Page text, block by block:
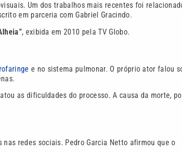
Um dos trabalhos mais recentes foi
em parceria com Gabriel Gracindo.
, exibida em 2010 pela TV Globo.
e no sistema pulmonar. O próprio ator falou
as dificuldades do processo. A causa da morte,
redes sociais. Pedro Garcia Netto afirmou que o